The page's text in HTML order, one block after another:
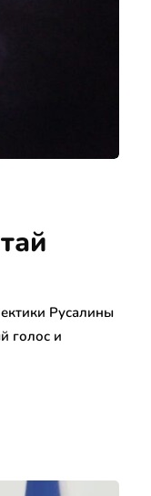
Русалины
голос и